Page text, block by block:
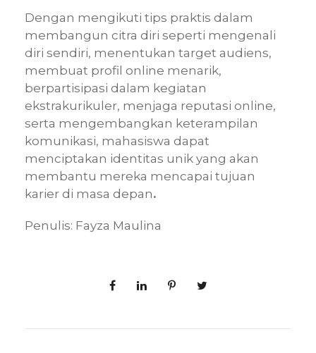
Dengan mengikuti tips praktis dalam
membangun citra diri seperti mengenali
diri sendiri, menentukan target audiens,
membuat profil online menarik,
berpartisipasi dalam kegiatan
ekstrakurikuler, menjaga reputasi online,
serta mengembangkan keterampilan
komunikasi, mahasiswa dapat
menciptakan identitas unik yang akan
membantu mereka mencapai tujuan
karier di masa depan.
Penulis: Fayza Maulina